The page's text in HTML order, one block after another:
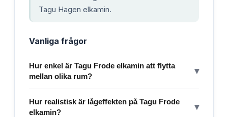
Tagu Hagen elkamin.
Vanliga frågor
Hur enkel är Tagu Frode elkamin att flytta
mellan olika rum?
▾
Hur realistisk är lågeffekten på Tagu Frode
elkamin?
▾